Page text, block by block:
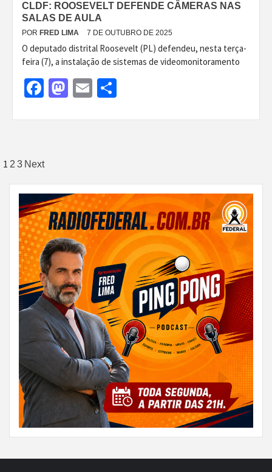
CLDF: ROOSEVELT DEFENDE CÂMERAS NAS
SALAS DE AULA
POR FRED LIMA 7 DE OUTUBRO DE 2025
O deputado distrital Roosevelt (PL) defendeu, nesta terça-
feira (7), a instalação de sistemas de videomonitoramento
Facebook
Mastodon
Email
Paginação
de
posts
1 2 3 Next